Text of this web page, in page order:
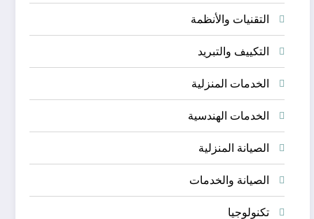
التقنيات والأنظمة
التكييف والتبريد
الخدمات المنزلية
الخدمات الهندسية
الصيانة المنزلية
الصيانة والخدمات
تكنولوجيا